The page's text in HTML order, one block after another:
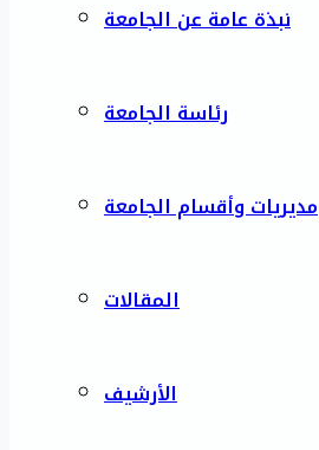
نبذة عامة عن الجامعة
رئاسة الجامعة
مديريات وأقسام الجامعة
المقالات
الأرشيف